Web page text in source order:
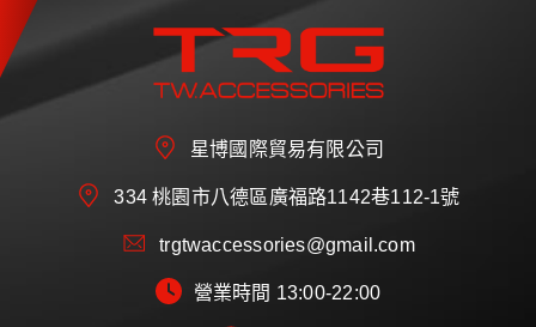
星博國際貿易有限公司
334 桃園市八德區廣福路1142巷112-1號
trgtwaccessories@gmail.com
營業時間 13:00-22:00